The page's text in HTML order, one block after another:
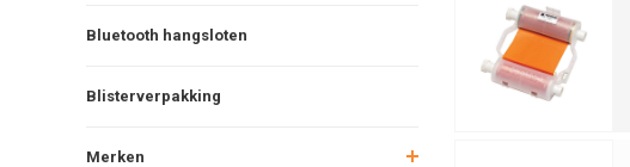
Bluetooth hangsloten
Blisterverpakking
Merken